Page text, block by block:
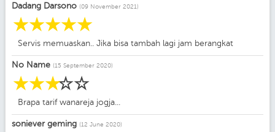
Dadang Darsono (09 November 2021)
☆
☆
☆
☆
☆
Servis memuaskan.. Jika bisa tambah lagi jam berangkat
No Name (15 September 2020)
☆
☆
☆
☆
☆
Brapa tarif wanareja jogja...
soniever geming (12 June 2020)